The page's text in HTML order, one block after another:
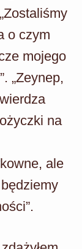
o czym
mojego
„Zeynep,
na
ale